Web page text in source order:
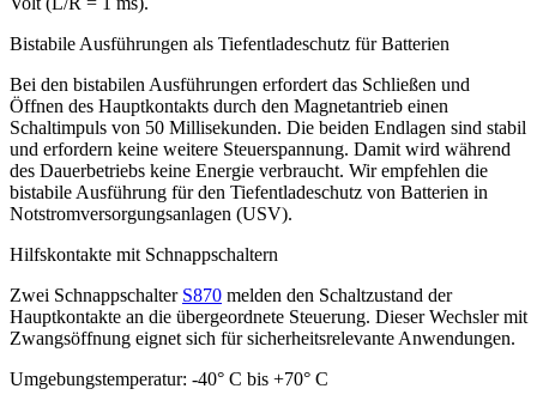
Bistabile Ausführungen als Tiefentladeschutz für Batterien
Bei den bistabilen Ausführungen erfordert das Schließen und
Öffnen des Hauptkontakts durch den Magnetantrieb einen
Schaltimpuls von 50 Millisekunden. Die beiden Endlagen sind stabil
und erfordern keine weitere Steuerspannung. Damit wird während
des Dauerbetriebs keine Energie verbraucht. Wir empfehlen die
bistabile Ausführung für den Tiefentladeschutz von Batterien in
Notstromversorgungsanlagen (USV).
Hilfskontakte mit Schnappschaltern
Zwei Schnappschalter S870 melden den Schaltzustand der
Hauptkontakte an die übergeordnete Steuerung. Dieser Wechsler mit
Zwangsöffnung eignet sich für sicherheitsrelevante Anwendungen.
Umgebungstemperatur: -40° C bis +70° C